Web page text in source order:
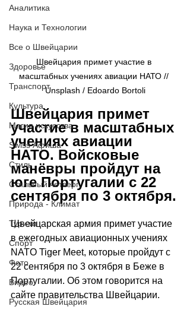
Аналитика
Наука и Технологии
Все о Швейцарии
Здоровье
Транспорт
Культура
Магия искусства
Swiss Афиша
Стиль
Стильный четверг
Природа - Климат
Туризм
Спорт
Фото
Видео
Русская Швейцария
Швейцария примет участие в
масштабных учениях авиации НАТО //
Unsplash / Edoardo Bortoli
Швейцария примет
участие в масштабных
учениях авиации
НАТО. Войсковые
манёвры пройдут на
юге Португалии с 22
сентября по 3 октября.
Швейцарская армия примет участие
в ежегодных авиационных учениях
NATO Tiger Meet, которые пройдут с
22 сентября по 3 октября в Беже в
Португалии. Об этом говорится на
сайте правительства Швейцарии.